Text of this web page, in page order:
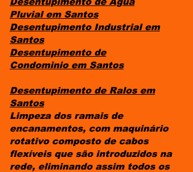
Pluvial em Santos
Desentupimento Industrial em
Santos
Desentupimento de
Condominio em Santos
​Desentupimento de Ralos em
Santos
Limpeza dos ramais de
encanamentos, com maquinário
rotativo composto de cabos
flexíveis que são introduzidos na
rede, eliminando assim todos os